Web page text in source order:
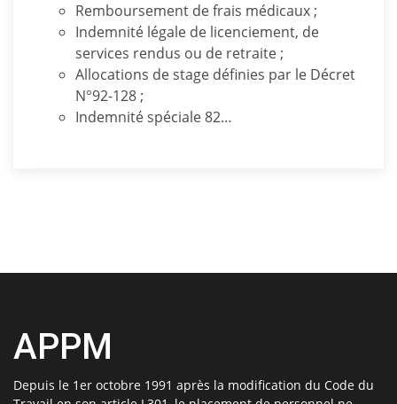
Remboursement de frais médicaux ;
Indemnité légale de licenciement, de
services rendus ou de retraite ;
Allocations de stage définies par le Décret
N°92-128 ;
Indemnité spéciale 82…
APPM
Depuis le 1er octobre 1991 après la modification du Code du